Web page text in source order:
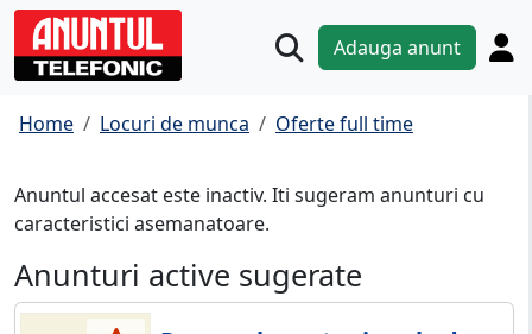
Adauga anunt
Home Locuri de munca Oferte full time
Anuntul accesat este inactiv. Iti sugeram anunturi cu
caracteristici asemanatoare.
Anunturi active sugerate